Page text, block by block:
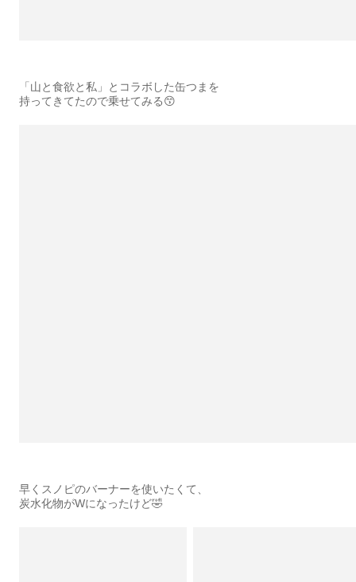
「山と食欲と私」とコラボした缶つまを
持ってきてたので乗せてみる😙
早くスノピのバーナーを使いたくて、
炭水化物がWになったけど🤣